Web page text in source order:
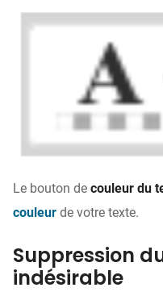
Le bouton de couleur du
couleur de votre texte.
Suppression
indésirable